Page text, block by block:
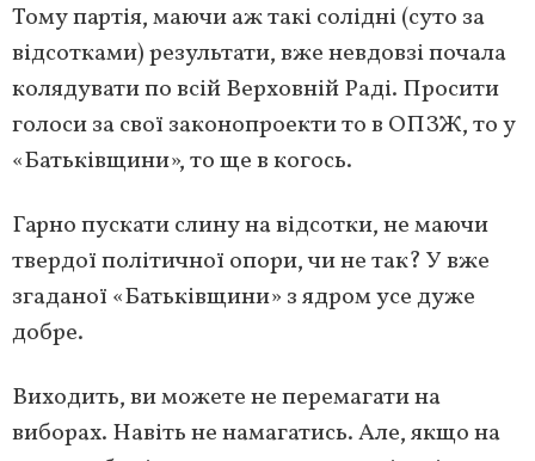
Тому партія, маючи аж такі солідні (суто за
відсотками) результати, вже невдовзі почала
колядувати по всій Верховній Раді. Просити
голоси за свої законопроекти то в ОПЗЖ, то у
«Батьківщини», то ще в когось.
Гарно пускати слину на відсотки, не маючи
твердої політичної опори, чи не так? У вже
згаданої «Батьківщини» з ядром усе дуже
добре.
Виходить, ви можете не перемагати на
виборах. Навіть не намагатись. Але, якщо на